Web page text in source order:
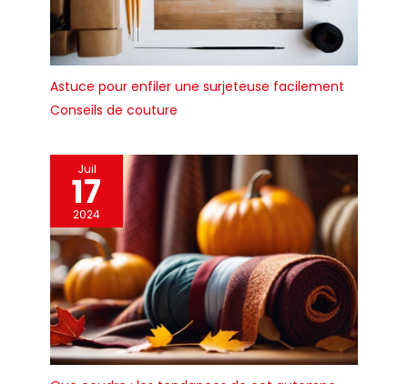
Astuce pour enfiler une surjeteuse facilement
Conseils de couture
Juil
17
2024